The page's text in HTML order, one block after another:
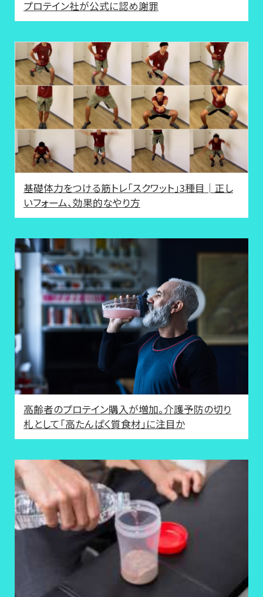
プロテイン社が公式に認め謝罪
基礎体力をつける筋トレ「スクワット」3種目│正し
いフォーム、効果的なやり方
高齢者のプロテイン購入が増加。介護予防の切り
札として「高たんぱく質食材」に注目か